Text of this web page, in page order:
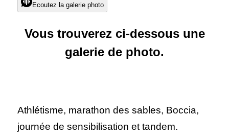
Ecoutez la galerie photo
Vous trouverez ci-dessous une
galerie de photo.
Athlétisme, marathon des sables, Boccia,
journée de sensibilisation et tandem.